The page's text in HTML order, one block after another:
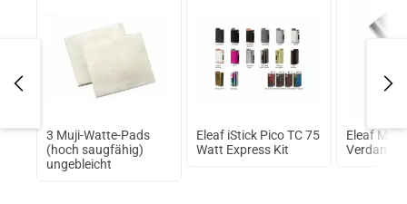
3 Muji-Watte-Pads
(hoch saugfähig)
ungebleicht
Eleaf iStick Pico TC 75
Watt Express Kit
Eleaf